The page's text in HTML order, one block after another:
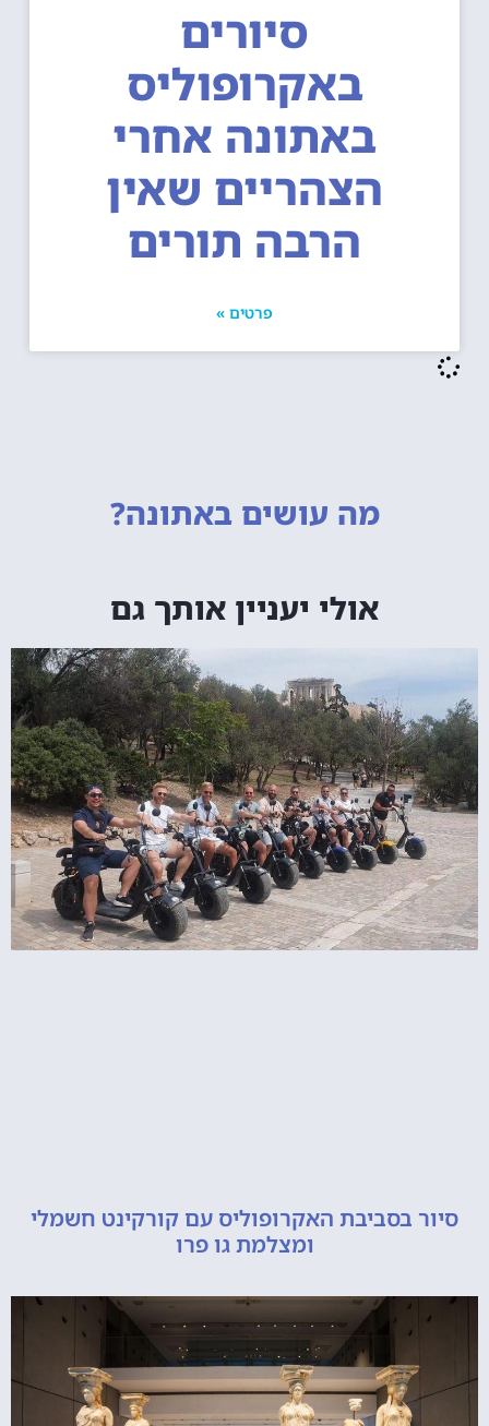
סיורים
באקרופוליס
באתונה אחרי
הצהריים שאין
הרבה תורים
מה עושים באתונה?
אולי יעניין אותך גם
בסביבת האקרופוליס עם קורקינט חשמלי
ומצלמת גו פרו